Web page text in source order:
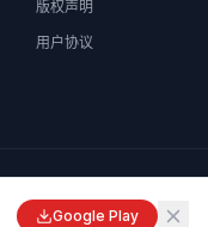
版权声明
用户协议
Google Play